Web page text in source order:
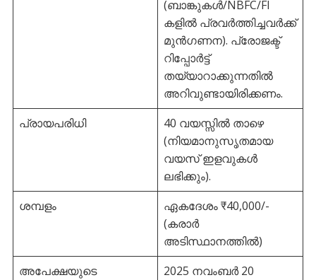
(ബാങ്കുകൾ/NBFC/FI
കളിൽ പ്രവർത്തിച്ചവർക്ക്
മുൻഗണന). പ്രോജക്ട്
റിപ്പോർട്ട്
തയ്യാറാക്കുന്നതിൽ
അറിവുണ്ടായിരിക്കണം.
പ്രായപരിധി
40 വയസ്സിൽ താഴെ
(നിയമാനുസൃതമായ
വയസ് ഇളവുകൾ
ലഭിക്കും).
ശമ്പളം
ഏകദേശം ₹40,000/-
(കരാർ
അടിസ്ഥാനത്തിൽ)
അപേക്ഷയുടെ
2025 നവംബർ 20